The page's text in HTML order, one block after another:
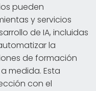
pueden
y servicios
de IA, incluidas
la
de formación
medida. Esta
con el